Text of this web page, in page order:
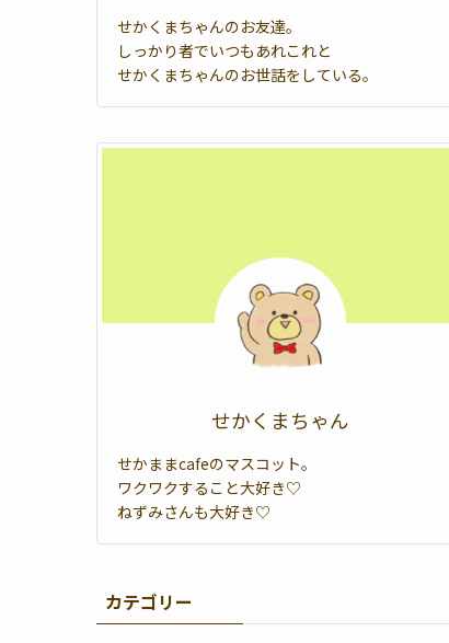
せかくまちゃんのお友達。
しっかり者でいつもあれこれと
せかくまちゃんのお世話をしている。
せかくまちゃん
せかままcafeのマスコット。
ワクワクすること大好き♡
ねずみさんも大好き♡
カテゴリー